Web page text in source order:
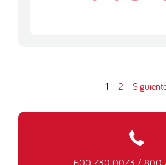
1 2
600 730 0073 / 800